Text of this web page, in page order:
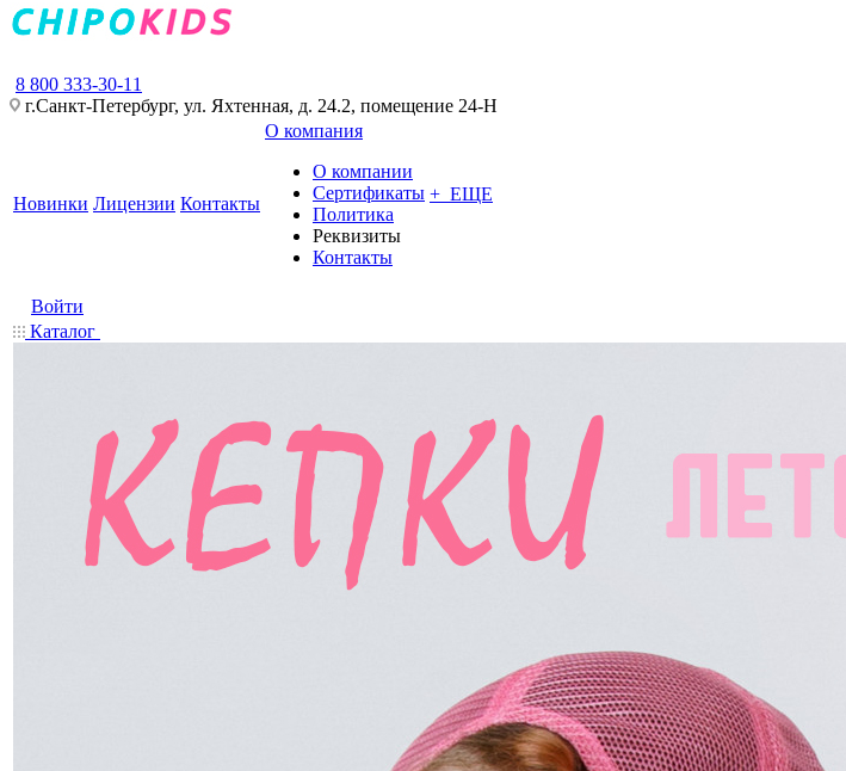
8 800 333-30-11
г.Санкт-Петербург, ул. Яхтенная, д. 24.2, помещение 24-Н
Новинки Лицензии Контакты
О компания
О компании
Сертификаты
Политика
Реквизиты
Контакты
+ ЕЩЕ
Войти
Каталог